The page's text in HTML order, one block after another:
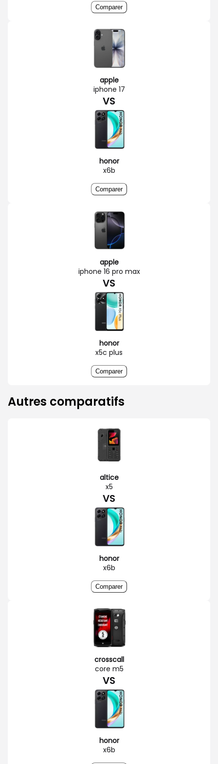
Comparer
apple
iphone 17
VS
honor
x6b
Comparer
apple
iphone 16 pro max
VS
honor
x5c plus
Comparer
Autres comparatifs
altice
x5
VS
honor
x6b
Comparer
crosscall
core m5
VS
honor
x6b